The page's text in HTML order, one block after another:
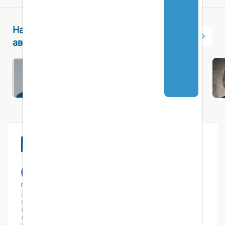
Наши
авторы
Публикации
Публикации
Обсуждения
Журнал
Антологии